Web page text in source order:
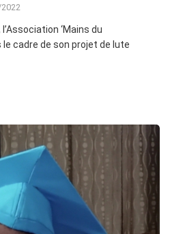
‘Mains du
le cadre de son projet de lute